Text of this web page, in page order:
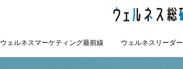
ウェルネスマーケティング最前線 ウェルネスリーダー